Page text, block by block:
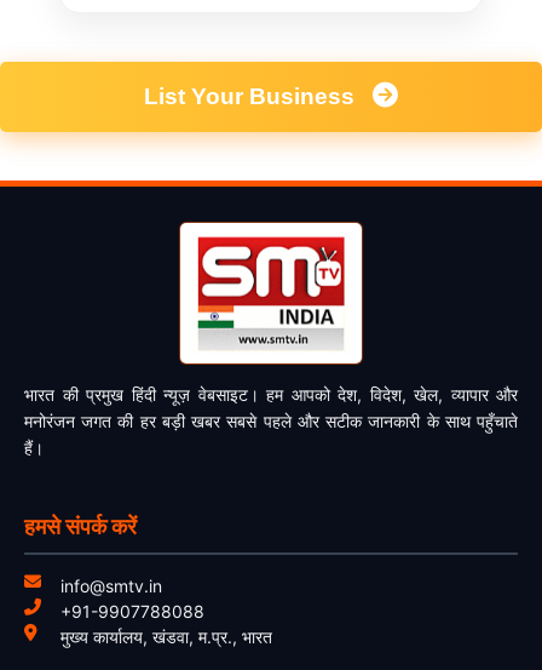
List Your Business
भारत की प्रमुख हिंदी न्यूज़ वेबसाइट। हम आपको देश, विदेश, खेल, व्यापार और
मनोरंजन जगत की हर बड़ी खबर सबसे पहले और सटीक जानकारी के साथ पहुँचाते
हैं।
हमसे संपर्क करें
info@smtv.in
+91-9907788088
मुख्य कार्यालय, खंडवा, म.प्र., भारत